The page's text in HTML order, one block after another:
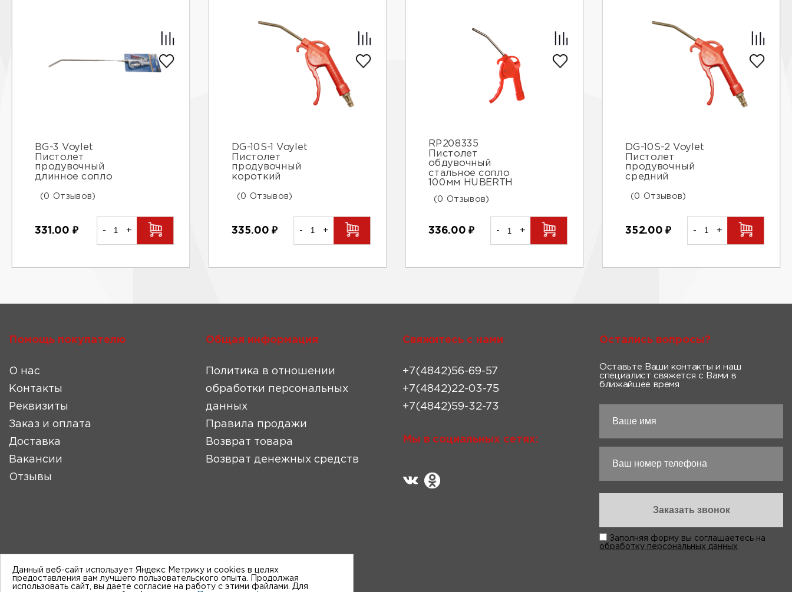
BG-3 Voylet
Пистолет
продувочный
длинное сопло
(0 Отзывов)
331.00 ₽ - +
DG-10S-1 Voylet
Пистолет
продувочный
короткий
(0 Отзывов)
335.00₽ - +
RP208335
Пистолет
обдувочный
стальное сопло
100мм HUBERTH
(0 Отзывов)
336.00₽ - +
DG-10S-2 Voylet
Пистолет
продувочный
средний
(0 Отзывов)
352.00₽ - +
Помощь покупателю
О нас
Контакты
Реквизиты
Заказ и оплата
Доставка
Вакансии
Отзывы
Общая информация
Политика в отношении
обработки персональных
данных
Правила продажи
Возврат товара
Возврат денежных средств
Свяжитесь с нами
+7(4842)56-69-57
+7(4842)22-03-75
+7(4842)59-32-73
Мы в социальных сетях:
Остались вопросы?
Оставьте Ваши контакты и наш
специалист свяжется с Вами в
ближайшее время
Заполняя форму вы соглашаетесь на
обработку персональных данных
Данный веб-сайт использует Яндекс Метрику и cookies в целях
предоставления вам лучшего пользовательского опыта. Продолжая
использовать сайт, вы даете согласие на работу с этими файлами. Для